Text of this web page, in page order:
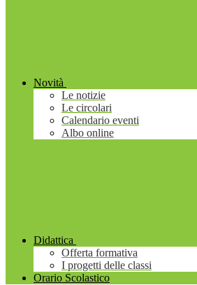
Novità
Le notizie
Le circolari
Calendario eventi
Albo online
Didattica
Offerta formativa
I progetti delle classi
Orario Scolastico